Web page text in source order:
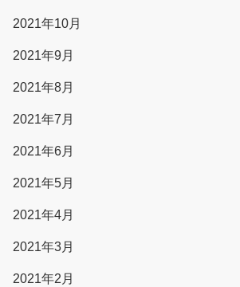
2021年10月
2021年9月
2021年8月
2021年7月
2021年6月
2021年5月
2021年4月
2021年3月
2021年2月